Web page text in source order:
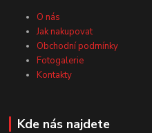
O nás
Jak nakupovat
Obchodní podmínky
Fotogalerie
Kontakty
Kde nás najdete